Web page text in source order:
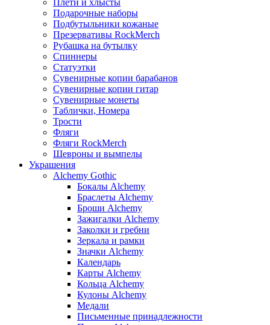
Плети и хлысты
Подарочные наборы
Подбутыльники кожаные
Презервативы RockMerch
Рубашка на бутылку
Спиннеры
Статуэтки
Сувенирные копии барабанов
Сувенирные копии гитар
Сувенирные монеты
Таблички, Номера
Трости
Фляги
Фляги RockMerch
Шевроны и вымпелы
Украшения
Alchemy Gothic
Бокалы Alchemy
Браслеты Alchemy
Броши Alchemy
Зажигалки Alchemy
Заколки и гребни
Зеркала и рамки
Значки Alchemy
Календарь
Карты Alchemy
Кольца Alchemy
Кулоны Alchemy
Медали
Письменные принадлежности